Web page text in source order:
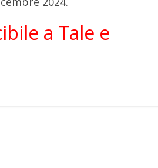
a Tale e